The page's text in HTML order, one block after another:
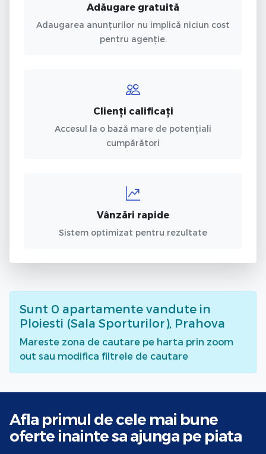
Adăugare gratuită
Adaugarea anunțurilor nu implică niciun cost
pentru agenție.
Clienți calificați
Accesul la o bază mare de potențiali
cumpărători
Vânzări rapide
Sistem optimizat pentru rezultate
Sunt 0 apartamente vandute in
Ploiesti (Sala Sporturilor), Prahova
Mareste zona de cautare pe harta prin zoom
out sau modifica filtrele de cautare
Afla primul de cele mai bune
oferte inainte sa ajunga pe piata